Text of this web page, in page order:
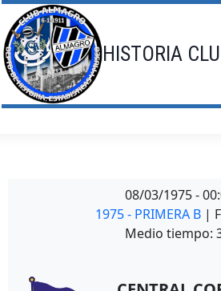
Saltar
al
contenido
HISTORIA
08/03/1975 -
1975 - PRIMERA B |
Medio tiempo: